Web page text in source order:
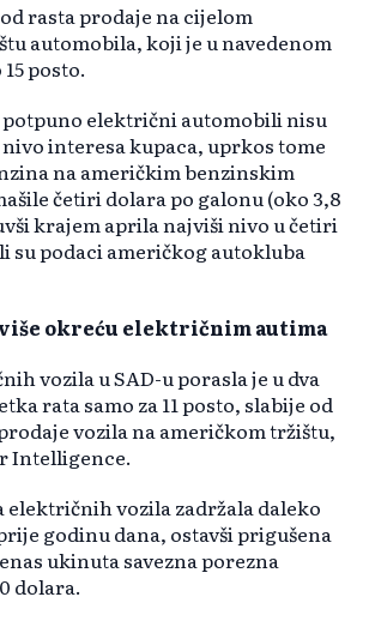
rasta prodaje na cijelom
automobila, koji je u navedenom
posto.
potpuno električni automobili nisu
interesa kupaca, uprkos tome
na američkim benzinskim
četiri dolara po galonu (oko 3,8
krajem aprila najviši nivo u četiri
su podaci američkog autokluba
okreću električnim autima
vozila u SAD-u porasla je u dva
rata samo za 11 posto, slabije od
vozila na američkom tržištu,
Intelligence.
električnih vozila zadržala daleko
godinu dana, ostavši prigušena
ukinuta savezna porezna
dolara.